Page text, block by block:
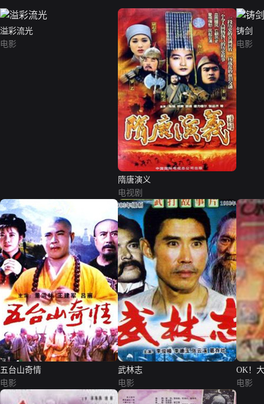
溢彩流光
电影
隋唐演义
电视剧
铸剑
电影
五台山奇情
电影
武林志
电影
OK！
电影